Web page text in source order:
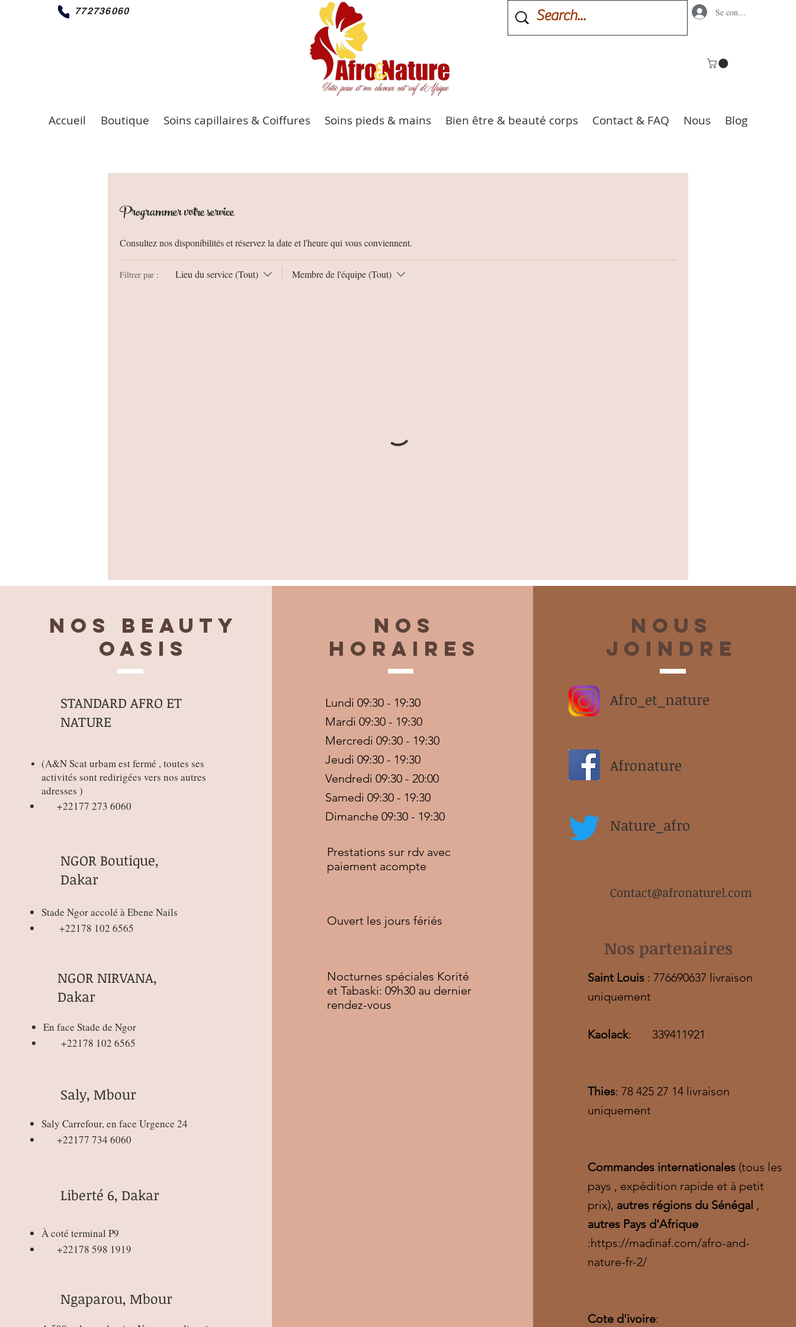
772736060 Se connecter
Accueil Boutique Soins capillaires & Coiffures Soins pieds & mains Bien être & beauté corps Contact & FAQ Nous Blog
Programmer votre service
Consultez nos disponibilités et réservez la date et l'heure qui vous conviennent.
Filtrer par : Lieu du service (Tout) Membre de l'équipe (Tout)
Nos BEAUTY
OASIS
STANDARD AFRO ET
NATURE
(A&N Scat urbam est fermé , toutes ses
activités sont redirigées vers nos autres
adresses )
+22177 273 6060
NGOR Boutique,
Dakar
Stade Ngor accolé à Ebene Nails
+22178 102 6565
NGOR NIRVANA,
Dakar
En face Stade de Ngor
+22178 102 6565
Saly, Mbour
Saly Carrefour, en face Urgence 24
+22177 734 6060
Liberté 6, Dakar
À coté terminal P9
+22178 598 1919
Ngaparou, Mbour
Nos
horaires
Lundi 09:30 - 19:30
Mardi 09:30 - 19:30
Mercredi 09:30 - 19:30
Jeudi 09:30 - 19:30
Vendredi 09:30 - 20:00
Samedi 09:30 - 19:30
Dimanche 09:30 - 19:30
Prestations sur rdv avec
paiement acompte
Ouvert les jours fériés
Nocturnes spéciales Korité
et Tabaski: 09h30 au dernier
rendez-vous
Nous
joindre
Afro_et_nature
Afronature
Nature_afro
Contact@afronaturel.com
Nos partenaires
Saint Louis: 776690637 livraison
uniquement
Kaolack: 339411921
Thies: 78 425 27 14 livraison
uniquement
Commandes internationales(tous les
pays , expédition rapide et à petit
prix), autres régions du Sénégal ,
autres Pays d'Afrique
:https://madinaf.com/afro-and-
nature-fr-2/
Cote d'ivoire: